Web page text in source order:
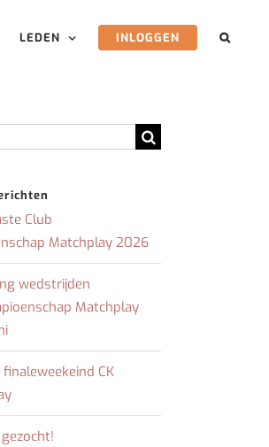
LEDEN INLOGGEN
Club
Matchplay 2026
wedstrijden
Matchplay
CK